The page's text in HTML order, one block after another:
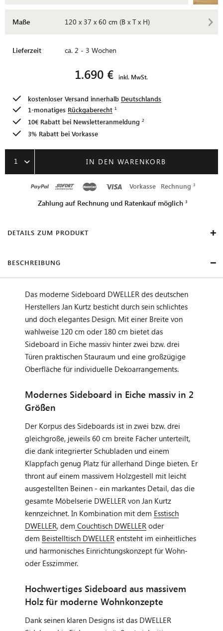
Maße 120 x 37 x 60 cm (B x T x H)
Lieferzeit ca. 2 - 3 Wochen
1.690 € inkl. MwSt.
kostenloser Versand innerhalb Deutschlands
1-monatiges Rückgaberecht
10€ Rabatt bei Newsletteranmeldung
3% Rabatt bei Vorkasse
1 IN DEN WARENKORB
Vorkasse Rechnung
Zahlung auf Rechnung und Ratenkauf möglich
DETAILS ZUM PRODUKT
BESCHREIBUNG
Das moderne Sideboard DWELLER des deutschen
Herstellers Jan Kurtz besticht durch sein schlichtes
und doch elegantes Design. Mit einer Breite von
wahlweise 120 cm oder 180 cm bietet das
Sideboard in Eiche massiv hinter zwei bzw. drei
Türen praktischen Stauraum und eine großzügige
Oberfläche für individuelle Dekoarrangements.
Modernes Sideboard in Eiche massiv in 2
Größen
Der Korpus des Sideboards ist in zwei bzw. drei
gleichgroße, jeweils 60 cm breite Fächer unterteilt,
die dank integrierter Schubladen und einem
Klappfach genug Platz für allerhand Dinge bieten. Er
thront auf einem massivem Holzgestell mit leicht
ausgestellten Beinen - ein markantes Detail, das die
gesamte Möbelserie DWELLER von Jan Kurtz
kennzeichnet. In Kombination mit dem Esstisch
DWELLER, dem Couchtisch DWELLER oder
dem Beistelltisch DWELLER entsteht im einheitliches
und harmonisches Einrichtungskonzept für Wohn-
oder Esszimmer.
Hochwertiges Sideboard aus massivem
Holz für moderne Wohnkonzepte
Dank seinen klaren Designs ist das DWELLER